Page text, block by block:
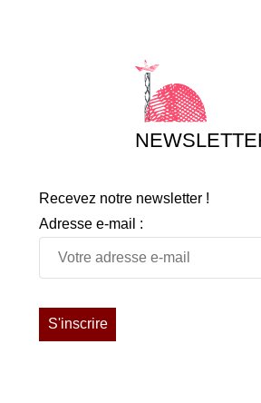
Recevez notre newsletter !
Adresse e-mail :